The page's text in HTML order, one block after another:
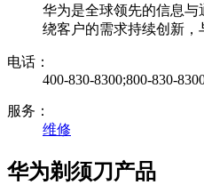
华为是全球领先的信息与
绕客户的需求持续创新，
电话：
400-830-8300;800-830-
服务：
维修
华为剃须刀产品